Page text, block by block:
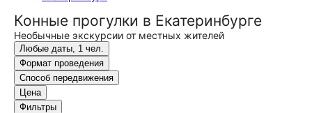
Конные прогулки в Екатеринбурге
Необычные экскурсии от местных жителей
Любые даты, 1 чел.
Формат проведения
Способ передвижения
Цена
Фильтры